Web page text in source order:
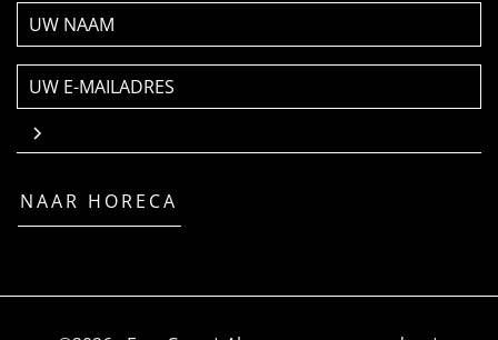
NAAM
(Vereist)
E-
mailadres
(Vereist)
NAAR HORECA